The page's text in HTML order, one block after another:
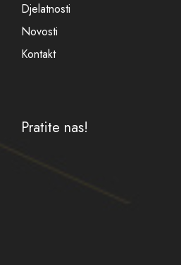
Djelatnosti
Novosti
Kontakt
Pratite nas!